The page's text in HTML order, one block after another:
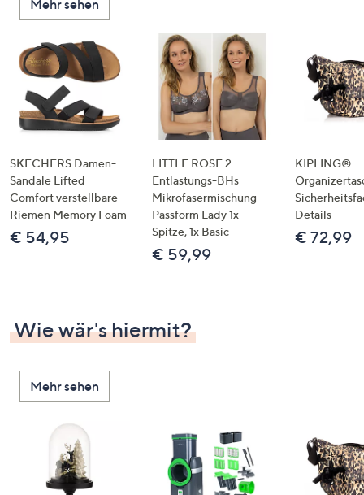
unten
oder
wischen
Sie
Touch-
Geräten
links
bzw.
rechts,
um
diese
Mehr sehen
SKECHERS Damen-
Sandale Lifted
Comfort verstellbare
Riemen Memory Foam
€ 54,95
LITTLE ROSE 2
Entlastungs-BHs
Mikrofasermischung
Passform Lady 1x
Spitze, 1x Basic
€ 59,99
KIPLING®
Details
€ 72,99
Wie wär's hiermit?
Mehr sehen